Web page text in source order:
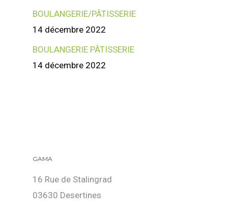
BOULANGERIE/PÂTISSERIE
14 décembre 2022
BOULANGERIE PÂTISSERIE
14 décembre 2022
GAMA
16 Rue de Stalingrad
03630 Desertines